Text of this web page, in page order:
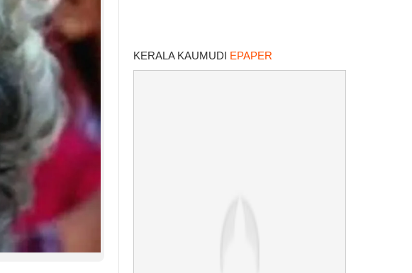
KERALA KAUMUDI EPAPER